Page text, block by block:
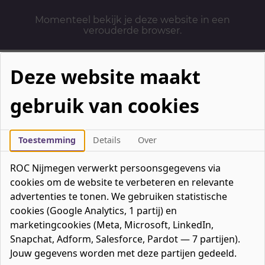
Momenteel bekijk je deze website in een
verouderde browser.
Mbo-opleidingen
Werken & Leren
Mavo / havo / vwo
Contact
Over ons
Bedrijven
Favorieten0favorieten
Mijn ROC
Zoeken
Deze website maakt
gebruik van cookies
Toestemming Details Over
ROC Nijmegen verwerkt persoonsgegevens via
cookies om de website te verbeteren en relevante
advertenties te tonen. We gebruiken statistische
cookies (Google Analytics, 1 partij) en
marketingcookies (Meta, Microsoft, LinkedIn,
Snapchat, Adform, Salesforce, Pardot — 7 partijen).
Jouw gegevens worden met deze partijen gedeeld.